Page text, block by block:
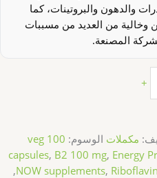
والدهون والبروتينات، كما
وخالية من العديد من مسببات
المصنعة.
+
مكملات الوسوم:
100 veg
capsules, B2 100 mg, Energy
NOW supplements, Riboflavin
,